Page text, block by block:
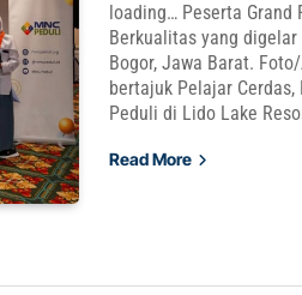
loading… Peserta Grand
Berkualitas yang digelar
Bogor, Jawa Barat.
bertajuk Pelajar
Peduli di Lido Lake
Read More